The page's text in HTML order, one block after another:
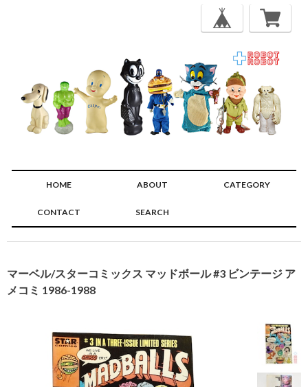
HOME ABOUT CATEGORY
CONTACT SEARCH
マーベル/スターコミックス マッドボール #3 ビンテージ ア
メコミ 1986-1988